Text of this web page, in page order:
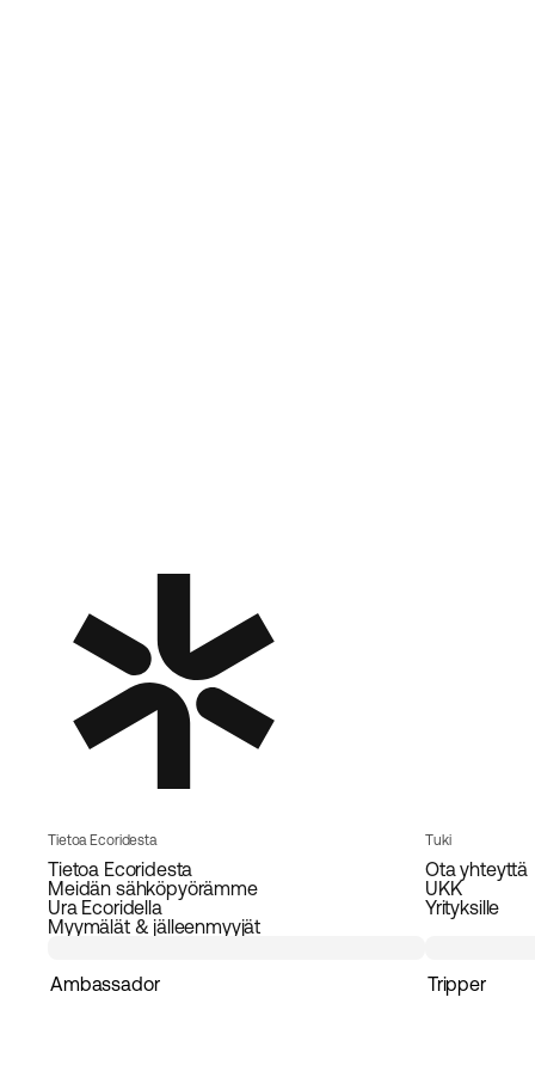
Tietoa Ecoridesta
Tietoa Ecoridesta
Meidän sähköpyörämme
Ura Ecoridella
Myymälät & jälleenmyyjät
Tuki
Ota yhteyttä
UKK
Yrityksille
Ambassador Tripper